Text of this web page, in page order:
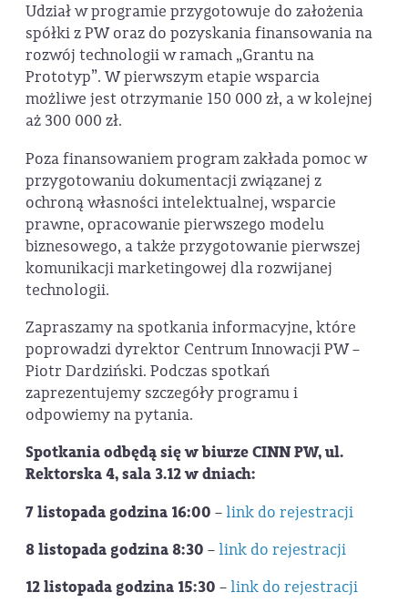
Udział w programie przygotowuje do założenia
spółki z PW oraz do pozyskania finansowania na
rozwój technologii w ramach „Grantu na
Prototyp”. W pierwszym etapie wsparcia
możliwe jest otrzymanie 150 000 zł, a w kolejnej
aż 300 000 zł.
Poza finansowaniem program zakłada pomoc w
przygotowaniu dokumentacji związanej z
ochroną własności intelektualnej, wsparcie
prawne, opracowanie pierwszego modelu
biznesowego, a także przygotowanie pierwszej
komunikacji marketingowej dla rozwijanej
technologii.
Zapraszamy na spotkania informacyjne, które
poprowadzi dyrektor Centrum Innowacji PW –
Piotr Dardziński. Podczas spotkań
zaprezentujemy szczegóły programu i
odpowiemy na pytania.
Spotkania odbędą się w biurze CINN PW, ul.
Rektorska 4, sala 3.12 w dniach:
7 listopada godzina 16:00 – link do rejestracji
8 listopada godzina 8:30 – link do rejestracji
12 listopada godzina 15:30 – link do rejestracji